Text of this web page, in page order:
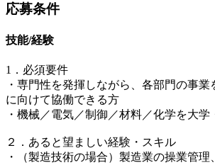
応募条件
技能/経験
1．必須要件
・専門性を発揮しながら、各部門の事
に向けて協働できる方
・機械／電気／制御／材料／化学を大
２．あると望ましい経験・スキル
・（製造技術の場合）製造業の操業管